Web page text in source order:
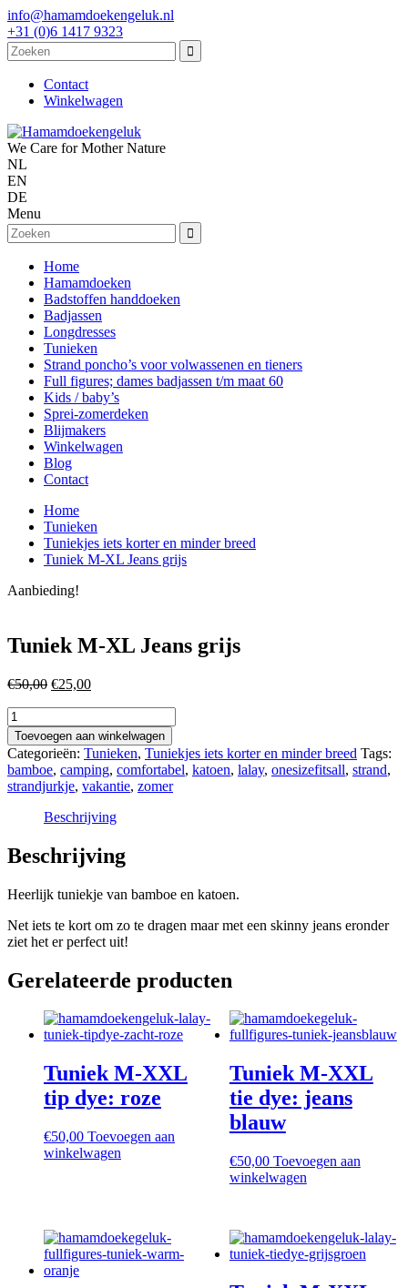
info@hamamdoekengeluk.nl
+31 (0)6 1417 9323
Contact
Winkelwagen
We Care for Mother Nature
NL
EN
DE
Menu
Home
Hamamdoeken
Badstoffen handdoeken
Badjassen
Longdresses
Tunieken
Strand poncho’s voor volwassenen en tieners
Full figures; dames badjassen t/m maat 60
Kids / baby’s
Sprei-zomerdeken
Blijmakers
Winkelwagen
Blog
Contact
Home
Tunieken
Tuniekjes iets korter en minder breed
Tuniek M-XL Jeans grijs
Aanbieding!
Tuniek M-XL Jeans grijs
€50,00 Oorspronkelijke
€50,00.
€25,00Huidige
€25,00.
Tuniek
M-
XL
Jeans
grijs
aantal
Toevoegen aan winkelwagen
Categorieën: Tunieken, Tuniekjes iets korter en minder breed Tags:
bamboe, camping, comfortabel, katoen, lalay, onesizefitsall, strand,
strandjurkje, vakantie, zomer
Beschrijving
Beschrijving
Heerlijk tuniekje van bamboe en katoen.
Net iets te kort om zo te dragen maar met een skinny jeans eronder
ziet het er perfect uit!
Gerelateerde producten
Tuniek M-XXL
tip dye: roze
€50,00 Toevoegen aan
winkelwagen
Tuniek M-XXL
tie dye: jeans
blauw
€50,00 Toevoegen aan
winkelwagen